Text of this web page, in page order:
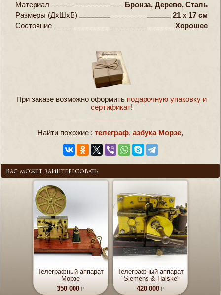
Материал
Бронза, Дерево, Сталь
Размеры (ДxШxВ)
21 x 17 см
Состояние
Хорошее
При заказе возможно оформить подарочную упаковку и
сертификат!
Найти похожие : телеграф, азбука Морзе,
Вас может заинтересовать
Телеграфный аппарат
Морзе
350 000
Телеграфный аппарат
"Siemens & Halske"
420 000